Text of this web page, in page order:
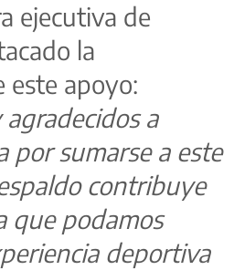
ejecutiva de
la
este apoyo:
agradecidos a
por sumarse a este
contribuye
que podamos
deportiva